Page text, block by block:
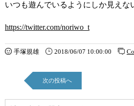
いつも遊んでいるようにしか見えな
https://twitter.com/noriwo_t
手塚規雄 2018/06/07 10:00:00
次の投稿へ